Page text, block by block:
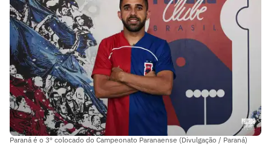
Paraná é o 3º colocado do Campeonato Paranaense (Divulgação / Paraná)